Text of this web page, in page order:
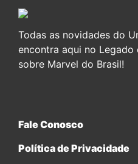
Todas as novidades do
encontra aqui no
sobre Marvel do Brasil!
Fale Conosco
Política de Privacidade